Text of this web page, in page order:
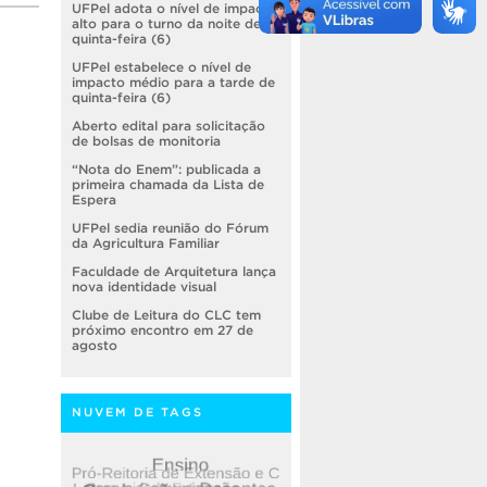
UFPel adota o nível de impacto
alto para o turno da noite de
quinta-feira (6)
UFPel estabelece o nível de
impacto médio para a tarde de
quinta-feira (6)
Aberto edital para solicitação
de bolsas de monitoria
“Nota do Enem”: publicada a
primeira chamada da Lista de
Espera
UFPel sedia reunião do Fórum
da Agricultura Familiar
Faculdade de Arquitetura lança
nova identidade visual
Clube de Leitura do CLC tem
próximo encontro em 27 de
agosto
NUVEM DE TAGS